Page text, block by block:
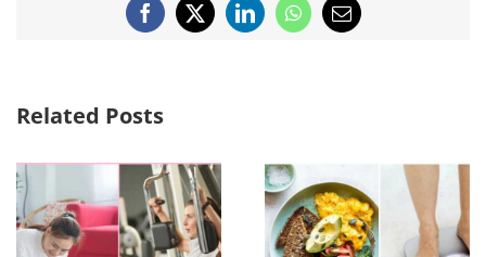
Facebook
X LinkedInWhatsApp
Email
Related Posts